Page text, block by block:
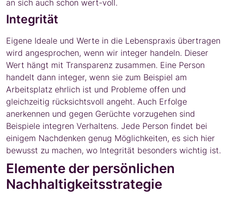
an sich auch schon wert-voll.
Integrität
Eigene Ideale und Werte in die Lebenspraxis übertragen
wird angesprochen, wenn wir integer handeln. Dieser
Wert hängt mit Transparenz zusammen. Eine Person
handelt dann integer, wenn sie zum Beispiel am
Arbeitsplatz ehrlich ist und Probleme offen und
gleichzeitig rücksichtsvoll angeht. Auch Erfolge
anerkennen und gegen Gerüchte vorzugehen sind
Beispiele integren Verhaltens. Jede Person findet bei
einigem Nachdenken genug Möglichkeiten, es sich hier
bewusst zu machen, wo Integrität besonders wichtig ist.
Elemente der persönlichen
Nachhaltigkeitsstrategie